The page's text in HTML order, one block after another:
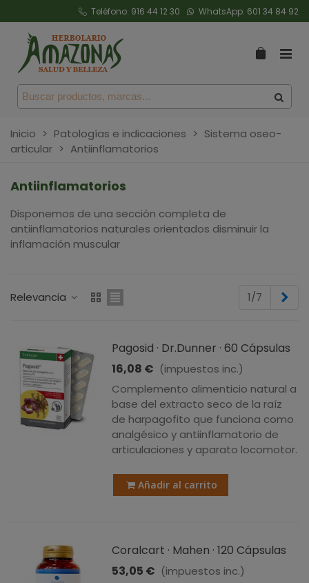
Teléfono: 916 44 12 30 WhatsApp: 601 34 84 92
Inicio > Patologías e indicaciones > Sistema oseo-
articular > Antiinflamatorios
Antiinflamatorios
Disponemos de una sección completa de
antiinflamatorios naturales orientados disminuir la
inflamación muscular
Relevancia 1/7
Pagosid · Dr.Dunner · 60 Cápsulas
16,08 € (impuestos inc.)
Complemento alimenticio natural a
base del extracto seco de la raíz
de harpagofito que funciona como
analgésico y antiinflamatorio de
articulaciones y aparato locomotor.
Añadir al carrito
Coralcart · Mahen · 120 Cápsulas
53,05 € (impuestos inc.)